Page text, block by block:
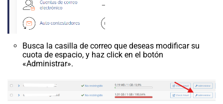
Busca la casilla de correo que deseas modificar su
cuota de espacio, y haz click en el botón
«Administrar».